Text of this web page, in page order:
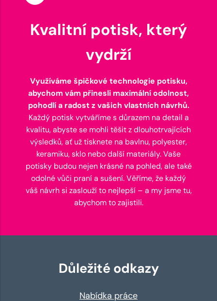
Kvalitní potisk, který
vydrží
Využíváme špičkové technologie potisku,
abychom vám přinesli maximální odolnost,
pohodlí a radost z vašich vlastních návrhů.
Každý potisk vytváříme s důrazem na detail a
kvalitu, abyste se mohli těšit z dlouhotrvajících
výsledků, ať už tisknete na bavlnu, polyester,
keramiku, sklo nebo další materiály. Vaše
potisky budou nejen krásné na pohled, ale také
odolné vůči praní a sušení. Věříme, že každý
váš návrh si zaslouží to nejlepší – a my jsme tu,
abychom to zajistili.
Důležité odkazy
Nabídka práce